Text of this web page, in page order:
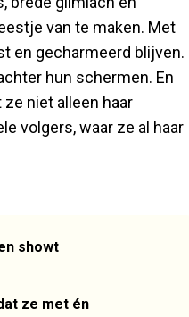
van te maken. Met
en gecharmeerd blijven.
hun schermen. En
niet alleen haar
volgers, waar ze al haar
showt
ze met én